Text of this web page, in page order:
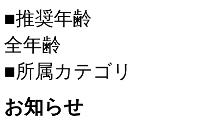
■推奨年齢
全年齢
■所属カテゴリ
お知らせ